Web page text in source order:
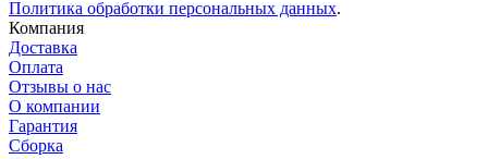
Политика обработки персональных данных.
Компания
Доставка
Оплата
Отзывы о нас
О компании
Гарантия
Сборка